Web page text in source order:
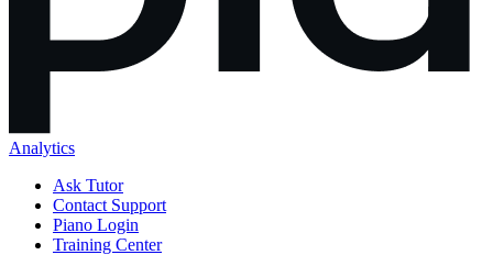
Analytics
Ask Tutor
Contact Support
Piano Login
Training Center